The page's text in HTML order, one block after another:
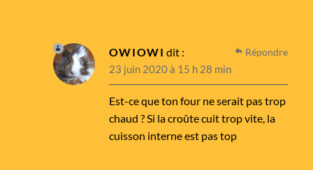
OWIOWI dit :
23 juin 2020 à 15 h 28 min
Est-ce que ton four ne serait pas trop
chaud ? Si la croûte cuit trop vite, la
cuisson interne est pas top
Répondre